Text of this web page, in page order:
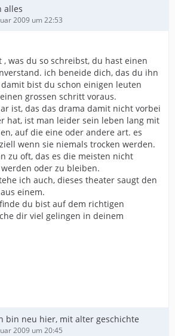
alles
2009 um 22:53
was du so schreibst, du hast einen
ich beneide dich, das du ihn
bist du schon einigen leuten
grossen schritt voraus.
ist, das das drama damit nicht vorbei
hat, ist man leider sein leben lang mit
auf die eine oder andere art. es
wenn sie niemals trocken werden.
zu oft, das es die meisten nicht
oder zu bleiben.
ich auch, dieses theater saugt den
einem.
du bist auf dem richtigen
dir viel gelingen in deinem
bin neu hier, mit alter geschichte
2009 um 20:45